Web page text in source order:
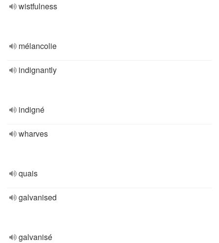
wistfulness
mélancolie
indignantly
indigné
wharves
quais
galvanised
galvanisé